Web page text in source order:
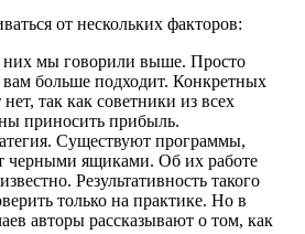
от нескольких факторов:
мы говорили выше. Просто
вам больше подходит. Конкретных
так как советники из всех
приносить прибыль.
Существуют программы,
черными ящиками. Об их работе
Результативность такого
только на практике. Но в
авторы рассказывают о том, как